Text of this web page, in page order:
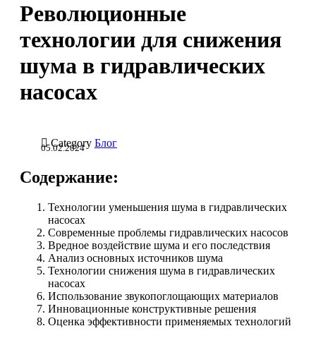
Революционные
технологии для снижения
шума в гидравлических
насосах
 Category Блог
05.02.2024
Содержание:
Технологии уменьшения шума в гидравлических
насосах
Современные проблемы гидравлических насосов
Вредное воздействие шума и его последствия
Анализ основных источников шума
Технологии снижения шума в гидравлических
насосах
Использование звукопоглощающих материалов
Инновационные конструктивные решения
Оценка эффективности применяемых технологий